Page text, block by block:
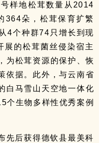
样地松茸数量从2014
364朵，松茸保育扩繁
4个种群74只增长到现
展的松茸菌丝侵染宿主
为松茸资源的保护、恢
依据。此外，与云南省
白马雪山天空地一体化
个生物多样性优秀案例
先后获得德钦县最美科